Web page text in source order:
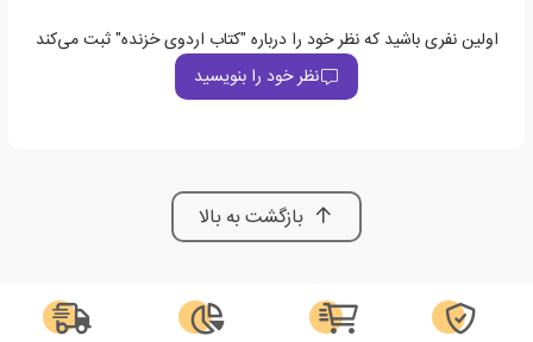
اولین نفری باشید که نظر خود را درباره "کتاب اردوی خزنده" ثبت می‌کند
نظر خود را بنویسید
بازگشت به بالا